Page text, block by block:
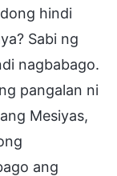
hindi
Sabi ng
nagbabago.
pangalan ni
Mesiyas,
ang